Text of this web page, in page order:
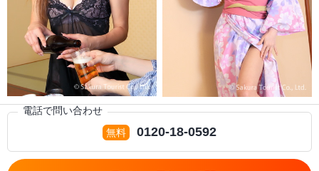
電話で問い合わせ
0120-18-0592